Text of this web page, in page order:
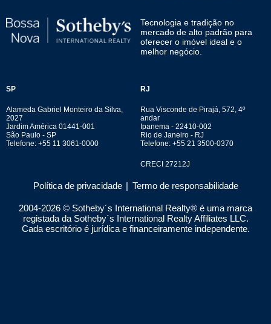
Tecnologia e tradição no
mercado de alto padrão para
oferecer o imóvel ideal e o
melhor negócio.
SP
Alameda Gabriel Monteiro da Silva,
2027
Jardim América 01441-001
São Paulo - SP
Telefone: +55 11 3061-0000
RJ
Rua Visconde de Pirajá, 572, 4º
andar
Ipanema - 22410-002
Rio de Janeiro - RJ
Telefone: +55 21 3500-0370
CRECI 27212J
Política de privacidade | Termo de responsabilidade
2004-2026 © Sotheby´s International Realty® é uma marca
registada da Sotheby´s International Realty Affiliates LLC.
Cada escritório é jurídica e financeiramente independente.